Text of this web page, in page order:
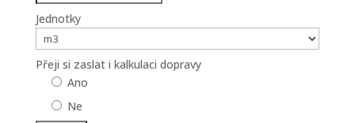
Jednotky
Přeji si zaslat i kalkulaci dopravy
Ano
Ne